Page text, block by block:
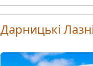
Дарницькі